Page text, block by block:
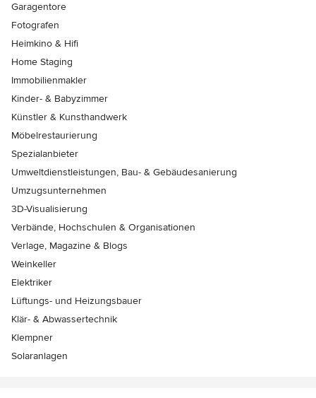
Garagentore
Fotografen
Heimkino & Hifi
Home Staging
Immobilienmakler
Kinder- & Babyzimmer
Künstler & Kunsthandwerk
Möbelrestaurierung
Spezialanbieter
Umweltdienstleistungen, Bau- & Gebäudesanierung
Umzugsunternehmen
3D-Visualisierung
Verbände, Hochschulen & Organisationen
Verlage, Magazine & Blogs
Weinkeller
Elektriker
Lüftungs- und Heizungsbauer
Klär- & Abwassertechnik
Klempner
Solaranlagen